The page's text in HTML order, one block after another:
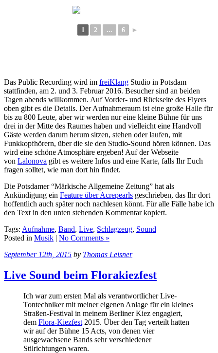
1 2 ... 6 ►
Das Public Recording wird im freiKlang Studio in Potsdam
stattfinden, am 2. und 3. Februar 2016. Besucher sind an beiden
Tagen abends willkommen. Auf Vorder- und Rückseite des Flyers
oben gibt es die Details. Der Aufnahmeraum ist eine große Halle für
bis zu 800 Leute, aber wir werden nur eine kleine Bühne für uns
drei in der Mitte des Raumes haben und vielleicht eine Handvoll
Gäste werden darum herum sitzen, stehen oder laufen, mit
Funkkopfhörern, über die sie den Studio-Sound hören können. Das
wird eine schöne Atmosphäre ergeben! Auf der Webseite
von Lalonova gibt es weitere Infos und eine Karte, falls Ihr Euch
fragen solltet, wie man dort hin findet.
Die Potsdamer “Märkische Allgemeine Zeitung” hat als
Ankündigung ein Feature über Acrepearls geschrieben, das Ihr dort
hoffentlich auch später noch nachlesen könnt. Für alle Fälle habe ich
den Text in den unten stehenden Kommentar kopiert.
Tags: Aufnahme, Band, Live, Schlagzeug, Sound
Posted in Musik | No Comments »
September 12th, 2015 by Thomas Leisner
Live Sound beim Florakiezfest
Ich war zum ersten Mal als verantwortlicher Live-
Tontechniker mit meiner eigenen Anlage für ein kleines
Straßen-Festival in meinem Berliner Kiez engagiert,
dem Flora-Kiezfest 2015. Über den Tag verteilt hatten
wir auf der Bühne 15 Acts, von denen vier
ausgewachsene Bands sehr verschiedener
Stilrichtungen waren.